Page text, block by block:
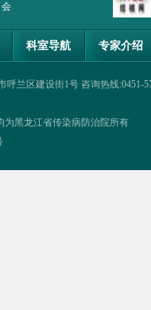
会
科室导航 专家介绍
兰区建设街1号 咨询热线:0451-
为黑龙江省传染病防治院所有